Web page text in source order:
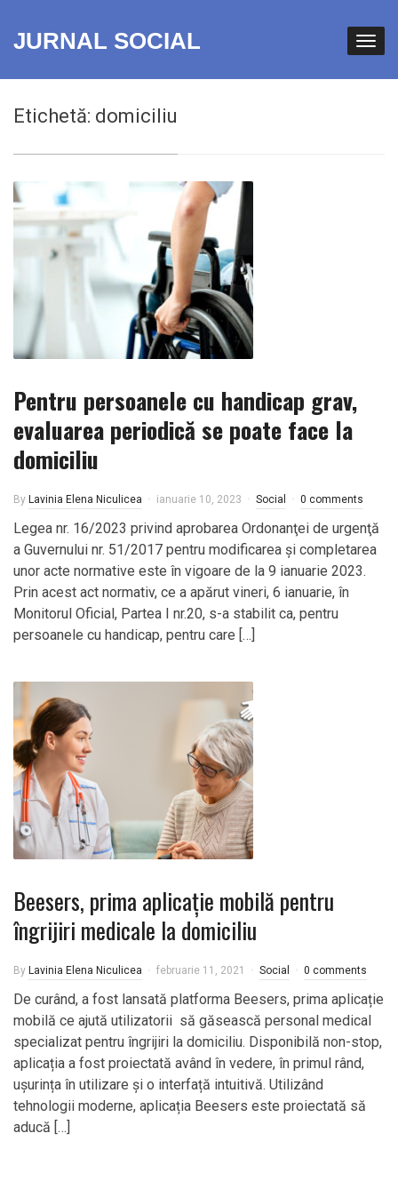
JURNAL SOCIAL
Etichetă: domiciliu
Pentru persoanele cu handicap grav,
evaluarea periodică se poate face la
domiciliu
By Lavinia Elena Niculicea ianuarie 10, 2023 Social 0 comments
Legea nr. 16/2023 privind aprobarea Ordonanţei de urgenţă
a Guvernului nr. 51/2017 pentru modificarea şi completarea
unor acte normative este în vigoare de la 9 ianuarie 2023.
Prin acest act normativ, ce a apărut vineri, 6 ianuarie, în
Monitorul Oficial, Partea I nr.20, s-a stabilit ca, pentru
persoanele cu handicap, pentru care […]
Beesers, prima aplicație mobilă pentru
îngrijiri medicale la domiciliu
By Lavinia Elena Niculicea februarie 11, 2021 Social 0 comments
De curând, a fost lansată platforma Beesers, prima aplicație
mobilă ce ajută utilizatorii să găsească personal medical
specializat pentru îngrijiri la domiciliu. Disponibilă non-stop,
aplicația a fost proiectată având în vedere, în primul rând,
ușurința în utilizare și o interfață intuitivă. Utilizând
tehnologii moderne, aplicația Beesers este proiectată să
aducă […]